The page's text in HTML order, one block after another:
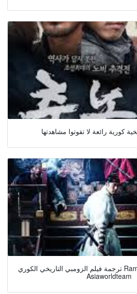
كورية رائعة لا تفوتوا مشاهدتها
ترجمة فيلم الزومبي التاريخي الكوري Rampant فريق آسيا وورلد
Asiaworldteam